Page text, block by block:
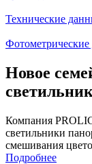
Технические
Новое
Компания
светильники
смешивания
Подробнее